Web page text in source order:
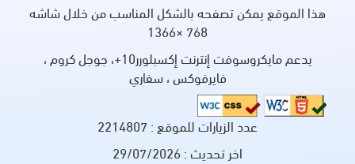
هذا الموقع يمكن تصفحه بالشكل المناسب من خلال شاشه
768 ×1366
يدعم مايكروسوفت إنترنت إكسبلورر10+، جوجل كروم ،
فايرفوكس ، سفاري
عدد الزيارات للموقع : 2214807
اخر تحديث : 29/07/2026